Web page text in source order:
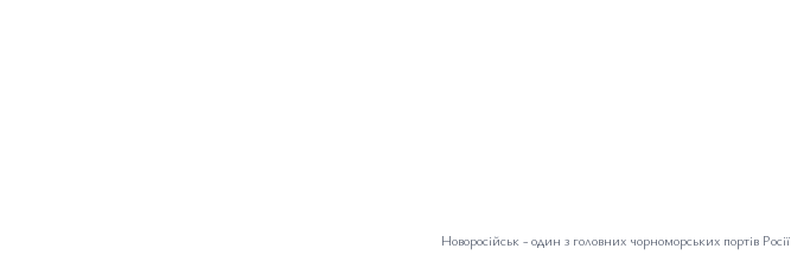
Новоросійськ - один з головних чорноморських портів Росії